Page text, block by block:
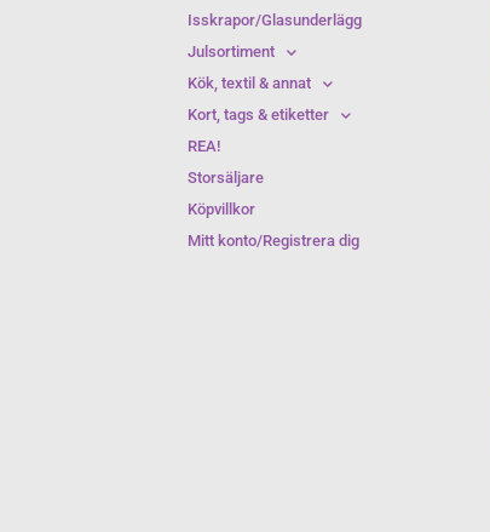
Isskrapor/Glasunderlägg
Julsortiment
Kök, textil & annat
Kort, tags & etiketter
REA!
Storsäljare
Köpvillkor
Mitt konto/Registrera dig